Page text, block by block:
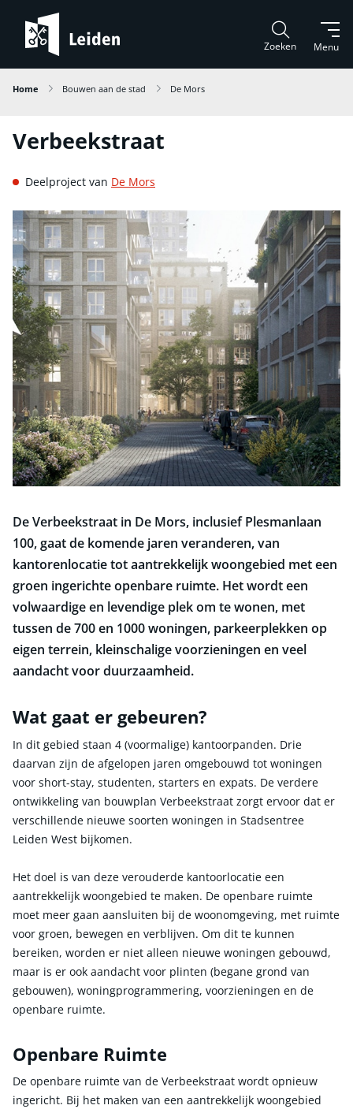
Menu
Zoeken
Home Bouwen aan de stad De Mors
Verbeekstraat
Deelproject van De Mors
De Verbeekstraat in De Mors, inclusief Plesmanlaan
100, gaat de komende jaren veranderen, van
kantorenlocatie tot aantrekkelijk woongebied met een
groen ingerichte openbare ruimte. Het wordt een
volwaardige en levendige plek om te wonen, met
tussen de 700 en 1000 woningen, parkeerplekken op
eigen terrein, kleinschalige voorzieningen en veel
aandacht voor duurzaamheid.
Wat gaat er gebeuren?
In dit gebied staan 4 (voormalige) kantoorpanden. Drie
daarvan zijn de afgelopen jaren omgebouwd tot woningen
voor short-stay, studenten, starters en expats. De verdere
ontwikkeling van bouwplan Verbeekstraat zorgt ervoor dat er
verschillende nieuwe soorten woningen in Stadsentree
Leiden West bijkomen.
Het doel is van deze verouderde kantoorlocatie een
aantrekkelijk woongebied te maken. De openbare ruimte
moet meer gaan aansluiten bij de woonomgeving, met ruimte
voor groen, bewegen en verblijven. Om dit te kunnen
bereiken, worden er niet alleen nieuwe woningen gebouwd,
maar is er ook aandacht voor plinten (begane grond van
gebouwen), woningprogrammering, voorzieningen en de
openbare ruimte.
Openbare Ruimte
De openbare ruimte van de Verbeekstraat wordt opnieuw
ingericht. Bij het maken van een aantrekkelijk woongebied